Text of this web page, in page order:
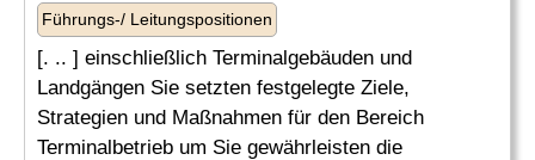
Führungs-/ Leitungspositionen
[. .. ] einschließlich Terminalgebäuden und
Landgängen Sie setzten festgelegte Ziele,
Strategien und Maßnahmen für den Bereich
Terminalbetrieb um Sie gewährleisten die